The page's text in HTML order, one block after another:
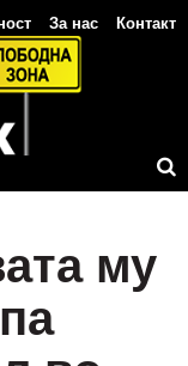
За нас Контакт
му